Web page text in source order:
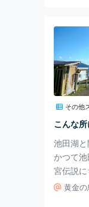
入荷さ
見るの
荷され
mにて随
良かっ
のもア
に入ら
ツが鹿児
その他
こんな
池田湖
かつて
宮伝説
と「幸せ
れてい
黄金